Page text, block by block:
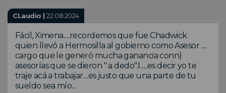
CLaudio |22.08.2024
Fácil, Ximena.....recordemos que fue Chadwick
quien llevó a Hermosilla al gobierno como Asesor ....
cargo que le generó mucha ganancia conn)
asesorías que se dieron " a dedo".l......es decir yo te
traje acá a trabajar....es justo que una parte de tu
sueldo sea mío...